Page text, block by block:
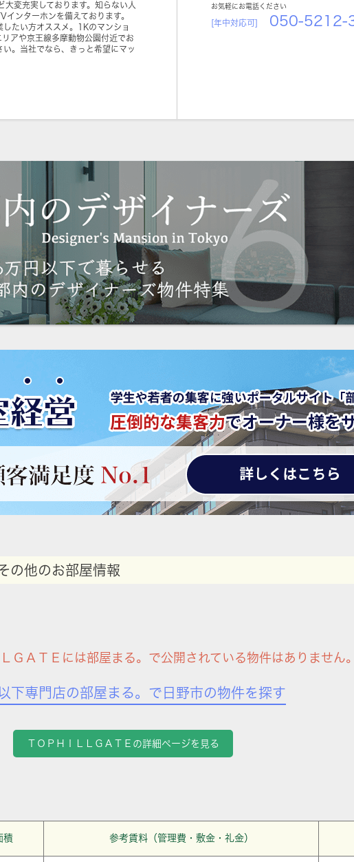
大変充実しております。知らない人
ンターホンを備えております。
たい方オススメ。1Kのマンショ
アや京王線多摩動物公園付近でお
。当社でなら、きっと希望にマッ
お気軽にお電話ください
[年中対応可] 050-5212-
の他のお部屋情報
ＧＡＴＥには部屋まる。で公開されている物件はありません。
下専門店の部屋まる。で日野市の物件を探す
ＴＯＰＨＩＬＬＧＡＴＥの詳細ページを見る
積 参考賃料（管理費・敷金・礼金）